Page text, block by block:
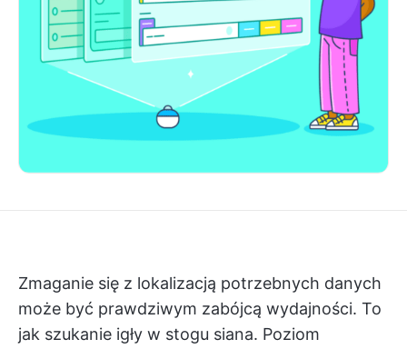
Zmaganie się z lokalizacją potrzebnych danych
może być prawdziwym zabójcą wydajności. To
jak szukanie igły w stogu siana. Poziom